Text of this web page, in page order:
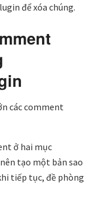
để xóa chúng.
các comment
ở hai mục
tạo một bản sao
tiếp tục, đề phòng